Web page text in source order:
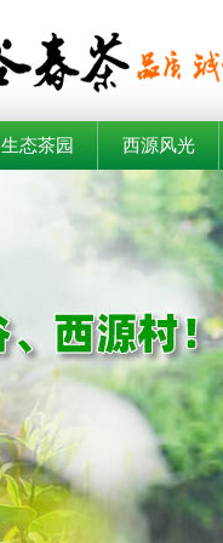
生态茶园 西源风光